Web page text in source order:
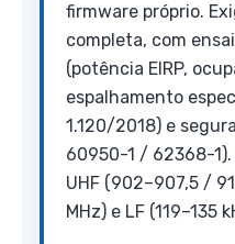
firmware próprio.
completa, com
(potência EIRP,
espalhamento
1.120/2018) e
60950-1 / 62368-
UHF (902–907,5 /
MHz) e LF (119–135